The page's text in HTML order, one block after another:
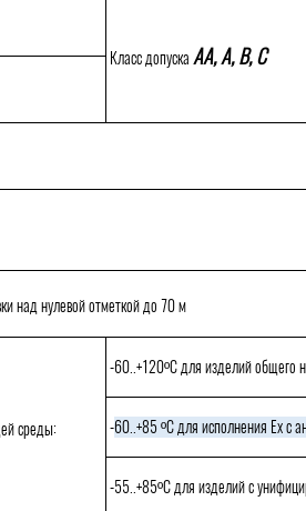
Класс допуска АА, А, В, С
над нулевой отметкой до 70 м
среды:
-60..+120ºСдля изделий общего
-60..+85 ºСдля исполнения Exс
-55..+85ºСдля изделий с